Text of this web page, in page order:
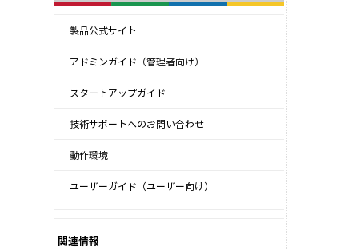
製品公式サイト
アドミンガイド（管理者向け）
スタートアップガイド
技術サポートへのお問い合わせ
動作環境
ユーザーガイド（ユーザー向け）
関連情報